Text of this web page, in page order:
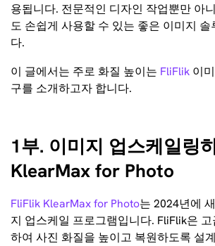
용됩니다. 전문적인 디자인 작업뿐만 아
도 손쉽게 사용할 수 있는 좋은 이미지 솔
다.
이 글에서는 주로 화질 높이는 FliFlik 이
구를 소개하고자 합니다.
1부. 이미지 업스케일링
KlearMax for Photo
FliFlik KlearMax for Photo는 2024년에
지 업스케일 프로그램입니다. FliFlik은
하여 사진 화질을 높이고 복원하도록 설